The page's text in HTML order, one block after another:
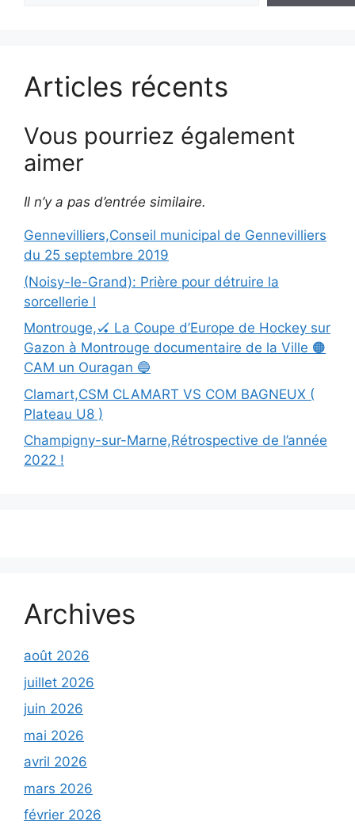
Articles récents
Vous pourriez également
aimer
Il n’y a pas d’entrée similaire.
Gennevilliers,Conseil municipal de Gennevilliers
du 25 septembre 2019
(Noisy-le-Grand): Prière pour détruire la
sorcellerie l
Montrouge,🏑 La Coupe d’Europe de Hockey sur
Gazon à Montrouge documentaire de la Ville 🟠
CAM un Ouragan 🔵
Clamart,CSM CLAMART VS COM BAGNEUX (
Plateau U8 )
Champigny-sur-Marne,Rétrospective de l’année
2022 !
Archives
août 2026
juillet 2026
juin 2026
mai 2026
avril 2026
mars 2026
février 2026